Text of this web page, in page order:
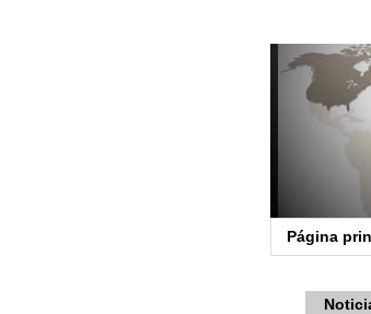
Página